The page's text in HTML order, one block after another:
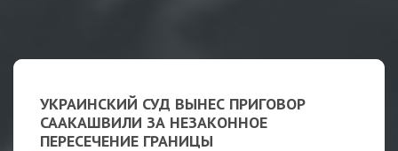
УКРАИНСКИЙ СУД ВЫНЕС ПРИГОВОР
СААКАШВИЛИ ЗА НЕЗАКОННОЕ
ПЕРЕСЕЧЕНИЕ ГРАНИЦЫ